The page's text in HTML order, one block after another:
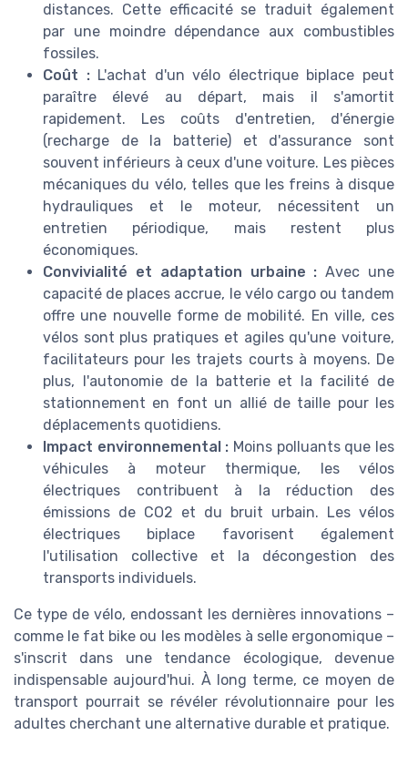
distances. Cette efficacité se traduit également
par une moindre dépendance aux combustibles
fossiles.
Coût :L'achat d'un vélo électrique biplace peut
paraître élevé au départ, mais il s'amortit
rapidement. Les coûts d'entretien, d'énergie
(recharge de la batterie) et d'assurance sont
souvent inférieurs à ceux d'une voiture. Les pièces
mécaniques du vélo, telles que les freins à disque
hydrauliques et le moteur, nécessitent un
entretien périodique, mais restent plus
économiques.
Convivialité et adaptation urbaine : Avec une
capacité de places accrue, le vélo cargo ou tandem
offre une nouvelle forme de mobilité. En ville, ces
vélos sont plus pratiques et agiles qu'une voiture,
facilitateurs pour les trajets courts à moyens. De
plus, l'autonomie de la batterie et la facilité de
stationnement en font un allié de taille pour les
déplacements quotidiens.
Impact environnemental : Moins polluants que les
véhicules à moteur thermique, les vélos
électriques contribuent à la réduction des
émissions de CO2 et du bruit urbain. Les vélos
électriques biplace favorisent également
l'utilisation collective et la décongestion des
transports individuels.
Ce type de vélo, endossant les dernières innovations –
comme le fat bike ou les modèles à selle ergonomique –
s'inscrit dans une tendance écologique, devenue
indispensable aujourd'hui. À long terme, ce moyen de
transport pourrait se révéler révolutionnaire pour les
adultes cherchant une alternative durable et pratique.